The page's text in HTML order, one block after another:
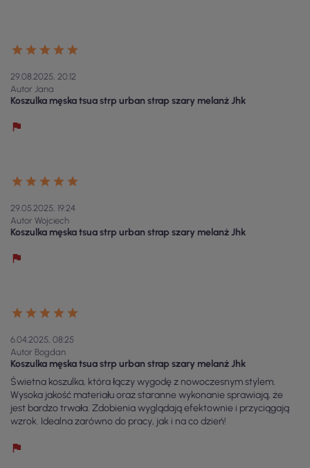
29.08.2025, 20:12
Autor Jana
Koszulka męska tsua strp urban strap szary melanż Jhk
29.05.2025, 19:24
Autor Wojciech
Koszulka męska tsua strp urban strap szary melanż Jhk
6.04.2025, 08:25
Autor Bogdan
Koszulka męska tsua strp urban strap szary melanż Jhk
Świetna koszulka, która łączy wygodę z nowoczesnym stylem.
Wysoka jakość materiału oraz staranne wykonanie sprawiają, że
jest bardzo trwała. Zdobienia wyglądają efektownie i przyciągają
wzrok. Idealna zarówno do pracy, jak i na co dzień!